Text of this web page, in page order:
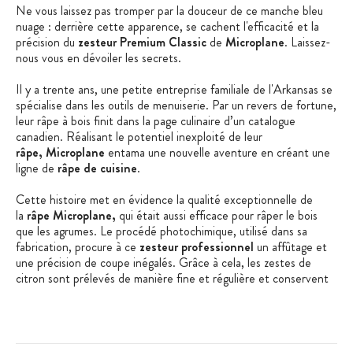
Ne vous laissez pas tromper par la douceur de ce manche bleu
nuage : derrière cette apparence, se cachent l'efficacité et la
précision du zesteur Premium Classic de Microplane. Laissez-
nous vous en dévoiler les secrets.
Il y a trente ans, une petite entreprise familiale de l'Arkansas se
spécialise dans les outils de menuiserie. Par un revers de fortune,
leur râpe à bois finit dans la page culinaire d’un catalogue
canadien. Réalisant le potentiel inexploité de leur
râpe, Microplane entama une nouvelle aventure en créant une
ligne de râpe de cuisine.
Cette histoire met en évidence la qualité exceptionnelle de
la râpe Microplane, qui était aussi efficace pour râper le bois
que les agrumes. Le procédé photochimique, utilisé dans sa
fabrication, procure à ce zesteur professionnel un affûtage et
une précision de coupe inégalés. Grâce à cela, les zestes de
citron sont prélevés de manière fine et régulière et conservent
acier inoxydable de haute qualité, qui lui procure une résistance